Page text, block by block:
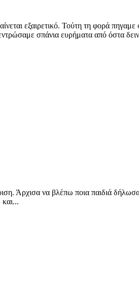
εξαιρετικό. Τούτη τη φορά
σπάνια ευρήματα από όστα
Άρχισα να βλέπω ποια παιδιά